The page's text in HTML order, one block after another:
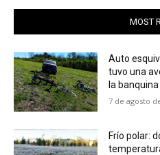
MOST
Auto
tuvo una
la banquina
7 de agosto
Frío polar: